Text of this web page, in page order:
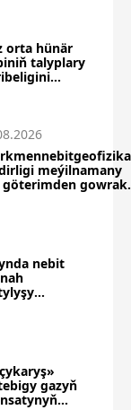
orta hünär
talyplary
meýilnamany
göterimden gowrak
nebit
gazyň